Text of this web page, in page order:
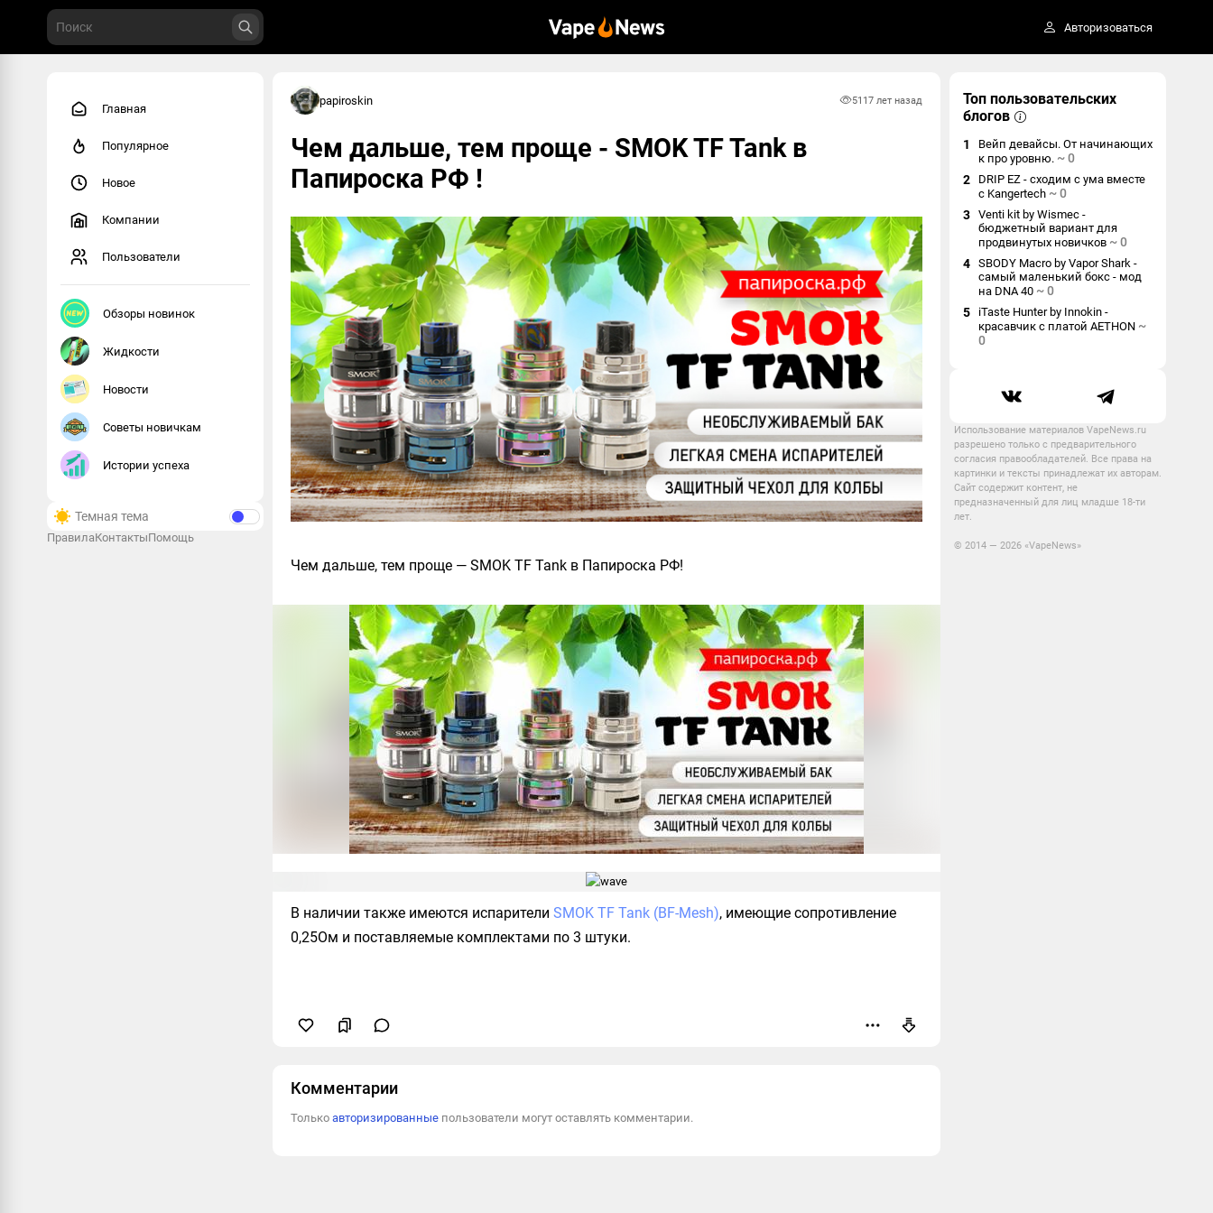
Авторизоваться
Главная
Популярное
Новое
Компании
Пользователи
Обзоры новинок
Жидкости
Новости
Советы новичкам
Истории успеха
Темная тема
ПравилаКонтактыПомощь
papiroskin 5117 лет назад
Чем дальше, тем проще - SMOK TF Tank в
Папироска РФ !
Чем дальше, тем проще — SMOK TF Tank в Папироска РФ!
В наличии также имеются испарители SMOK TF Tank (BF-Mesh), имеющие сопротивление
0,25Ом и поставляемые комплектами по 3 штуки.
Комментарии
Только авторизированные пользователи могут оставлять комментарии.
Топ пользовательских
блогов
1
Вейп девайсы. От начинающих
к про уровню. ~0
2
DRIP EZ - сходим с ума вместе
с Kangertech ~0
3 Venti kit by Wismec -
бюджетный вариант для
продвинутых новичков ~0
4 SBODY Macro by Vapor Shark -
самый маленький бокс - мод
на DNA 40 ~0
5
iTaste Hunter by Innokin -
красавчик с платой AETHON ~
0
Использование материалов VapeNews.ru
разрешено только с предварительного
согласия правообладателей. Все права на
картинки и тексты принадлежат их авторам.
Сайт содержит контент, не
предназначенный для лиц младше 18-ти
лет.
© 2014 — 2026 «VapeNews»